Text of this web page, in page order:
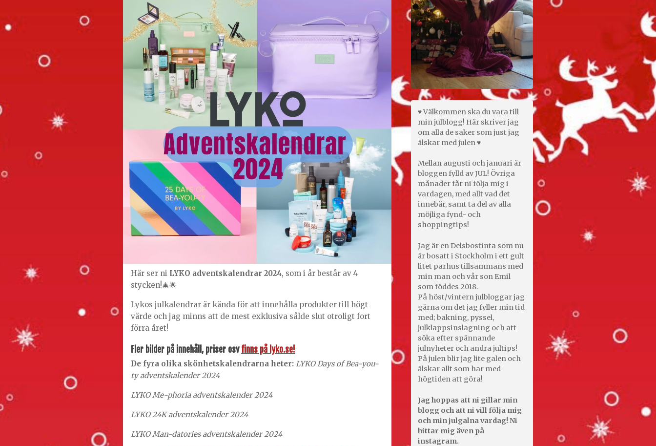
Här ser ni LYKO adventskalendrar 2024, som i år består av 4
stycken!🎄🌟
Lykos julkalendrar är kända för att innehålla produkter till högt
värde och jag minns att de mest exklusiva sålde slut otroligt fort
förra året!
Fler bilder på innehåll, priser osvfinns på lyko.se!
De fyra olika skönhetskalendrarna heter: LYKO Days of Bea-you-
ty adventskalender 2024
LYKO Me-phoria adventskalender 2024
LYKO 24K adventskalender 2024
LYKO Man-datories adventskalender 2024
♥ Välkommen ska du vara till
min julblogg! Här skriver jag
om alla de saker som just jag
älskar med julen ♥
Mellan augusti och januari är
bloggen fylld av JUL! Övriga
månader får ni följa mig i
vardagen, med allt vad det
innebär, samt ta del av alla
möjliga fynd- och
shoppingtips!
Jag är en Delsbostinta som nu
är bosatt i Stockholm i ett gult
litet parhus tillsammans med
min man och vår son Emil
som föddes 2018.
På höst/vintern julbloggar jag
gärna om det jag fyller min tid
med; bakning, pyssel,
julklappsinslagning och att
söka efter spännande
julnyheter och andra jultips!
På julen blir jag lite galen och
älskar allt som har med
högtiden att göra!
Jag hoppas att ni gillar min
blogg och att ni vill följa mig
och min julgalna vardag! Ni
hittar mig även på
instagram.